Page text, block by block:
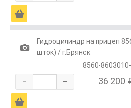
Ä
1
Гидроцилиндр на прицеп
шток) / г.Брянск
8560-8603010-
- + 36 200
Ä